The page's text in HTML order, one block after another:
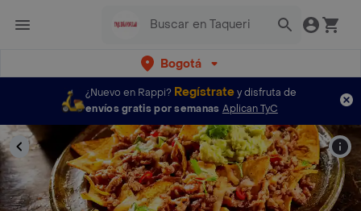
Bogotá
¿Nuevo en Rappi? Regístratey disfruta de
envíos gratis por semanas Aplican TyC